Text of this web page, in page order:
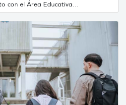
con el Área Educativa...